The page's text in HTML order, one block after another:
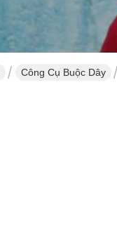
Công Cụ Buộc Dây